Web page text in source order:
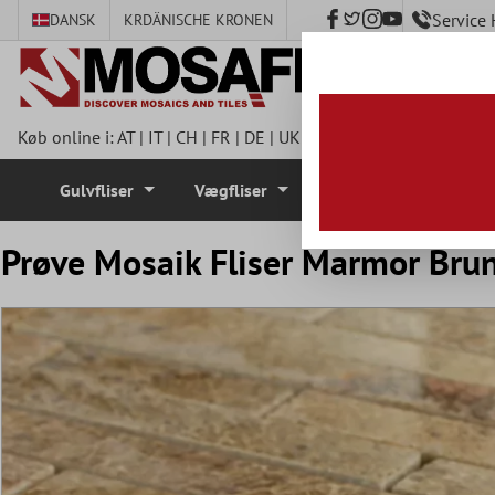
DANSK KRDÄNISCHE KRONEN
Køb online i:AT| IT| CH | FR | DE | UK
Gulvfliser Vægfliser
Prøve Mosaik Fliser Marmor